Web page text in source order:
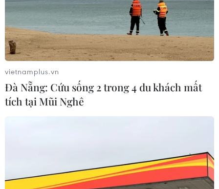
TIN CÙNG CHUYÊN MỤC
Australia điều tra vụ hai máy bay suýt
Chiến dịch siết nhập cư của Mỹ tăng
vietnamplus.vn
Đà Nẵng: Cứu sống 2 trong 4 du khách mất
tích tại Mũi Nghê